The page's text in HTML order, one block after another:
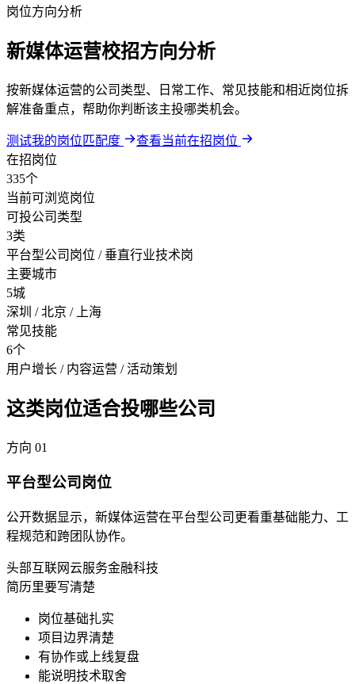
岗位方向分析
新媒体运营校招方向分析
按新媒体运营的公司类型、日常工作、常见技能和相近岗位拆
解准备重点，帮助你判断该主投哪类机会。
测试我的岗位匹配度
查看当前在招岗位
在招岗位
335个
当前可浏览岗位
可投公司类型
3类
平台型公司岗位 / 垂直行业技术岗
主要城市
5城
深圳 / 北京 / 上海
常见技能
6个
用户增长 / 内容运营 / 活动策划
这类岗位适合投哪些公司
方向 01
平台型公司岗位
公开数据显示，新媒体运营在平台型公司更看重基础能力、工
程规范和跨团队协作。
头部互联网云服务金融科技
简历里要写清楚
岗位基础扎实
项目边界清楚
有协作或上线复盘
能说明技术取舍